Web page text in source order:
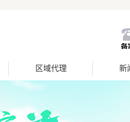
区域代理 新